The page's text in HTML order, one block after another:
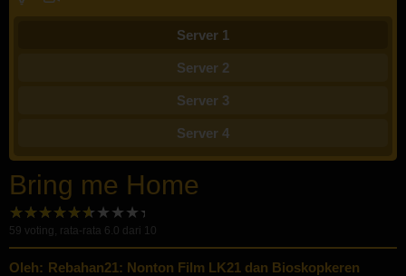
Server 1
Server 2
Server 3
Server 4
Bring me Home
59 voting, rata-rata 6.0 dari 10
Oleh: Rebahan21: Nonton Film LK21 dan Bioskopkeren